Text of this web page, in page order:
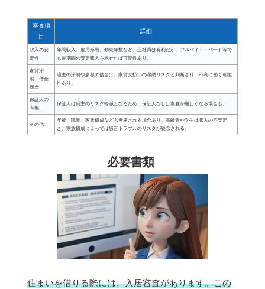
審査項
目
詳細
収入の安
定性
年間収入、雇用形態、勤続年数など。正社員は有利だが、アルバイト・パート等で
も長期間の安定収入を示せれば可能性あり。
家賃滞
納・借金
履歴
過去の滞納や多額の借金は、家賃支払いの滞納リスクと判断され、不利に働く可能
性あり。
保証人の
有無
保証人は貸主のリスク軽減となるため、保証人なしは審査が厳しくなる場合も。
その他
年齢、職業、家族構成なども考慮される場合あり。高齢者や学生は収入の不安定
さ、家族構成によっては騒音トラブルのリスクが懸念される。
必要書類
住まいを借りる際には、入居審査があります。この